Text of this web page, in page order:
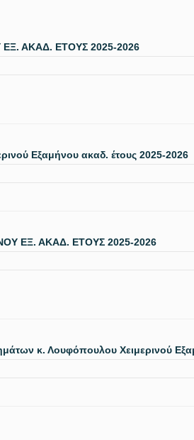
ΑΚΑΔ. ΕΤΟΥΣ 2025-2026
Εξαμήνου ακαδ. έτους 2025-2026
ΕΞ. ΑΚΑΔ. ΕΤΟΥΣ 2025-2026
κ. Λουφόπουλου Χειμερινού